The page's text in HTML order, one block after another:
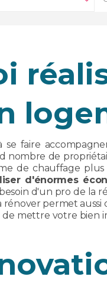
faire
nombre de
de chauffage
d'énormes
d'un pro de la
permet aussi
de mettre votre